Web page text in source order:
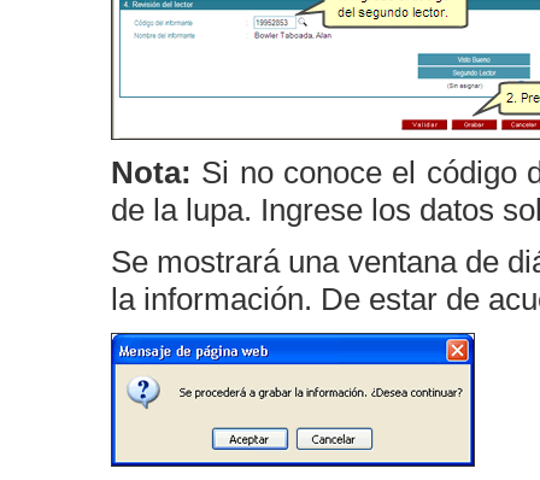
Nota: Si no conoce el código
de la lupa. Ingrese los datos
Se mostrará una ventana de
la información. De estar de